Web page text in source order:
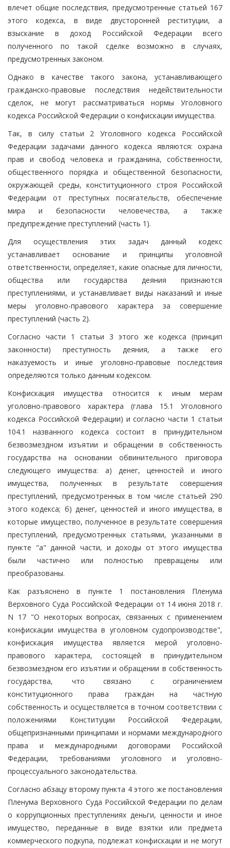
влечет общие последствия, предусмотренные статьей 167
этого кодекса, в виде двусторонней реституции, а
взыскание в доход Российской Федерации всего
полученного по такой сделке возможно в случаях,
предусмотренных законом.
Однако в качестве такого закона, устанавливающего
гражданско-правовые последствия недействительности
сделок, не могут рассматриваться нормы Уголовного
кодекса Российской Федерации о конфискации имущества.
Так, в силу статьи 2 Уголовного кодекса Российской
Федерации задачами данного кодекса являются: охрана
прав и свобод человека и гражданина, собственности,
общественного порядка и общественной безопасности,
окружающей среды, конституционного строя Российской
Федерации от преступных посягательств, обеспечение
мира и безопасности человечества, а также
предупреждение преступлений (часть 1).
Для осуществления этих задач данный кодекс
устанавливает основание и принципы уголовной
ответственности, определяет, какие опасные для личности,
общества или государства деяния признаются
преступлениями, и устанавливает виды наказаний и иные
меры уголовно-правового характера за совершение
преступлений (часть 2).
Согласно части 1 статьи 3 этого же кодекса (принцип
законности) преступность деяния, а также его
наказуемость и иные уголовно-правовые последствия
определяются только данным кодексом.
Конфискация имущества относится к иным мерам
уголовно-правового характера (глава 15.1 Уголовного
кодекса Российской Федерации) и согласно части 1 статьи
104.1 названного кодекса состоит в принудительном
безвозмездном изъятии и обращении в собственность
государства на основании обвинительного приговора
следующего имущества: а) денег, ценностей и иного
имущества, полученных в результате совершения
преступлений, предусмотренных в том числе статьей 290
этого кодекса; б) денег, ценностей и иного имущества, в
которые имущество, полученное в результате совершения
преступлений, предусмотренных статьями, указанными в
пункте "а" данной части, и доходы от этого имущества
были частично или полностью превращены или
преобразованы.
Как разъяснено в пункте 1 постановления Пленума
Верховного Суда Российской Федерации от 14 июня 2018 г.
N 17 "О некоторых вопросах, связанных с применением
конфискации имущества в уголовном судопроизводстве",
конфискация имущества является мерой уголовно-
правового характера, состоящей в принудительном
безвозмездном его изъятии и обращении в собственность
государства, что связано с ограничением
конституционного права граждан на частную
собственность и осуществляется в точном соответствии с
положениями Конституции Российской Федерации,
общепризнанными принципами и нормами международного
права и международными договорами Российской
Федерации, требованиями уголовного и уголовно-
процессуального законодательства.
Согласно абзацу второму пункта 4 этого же постановления
Пленума Верховного Суда Российской Федерации по делам
о коррупционных преступлениях деньги, ценности и иное
имущество, переданные в виде взятки или предмета
коммерческого подкупа, подлежат конфискации и не могут